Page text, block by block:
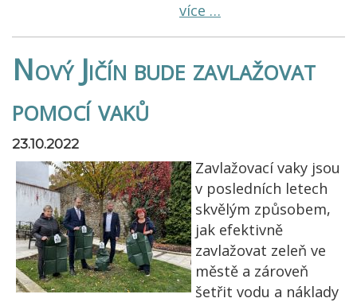
více …
Nový Jičín bude zavlažovat
pomocí vaků
23.10.2022
Zavlažovací vaky jsou
v posledních letech
skvělým způsobem,
jak efektivně
zavlažovat zeleň ve
městě a zároveň
šetřit vodu a náklady